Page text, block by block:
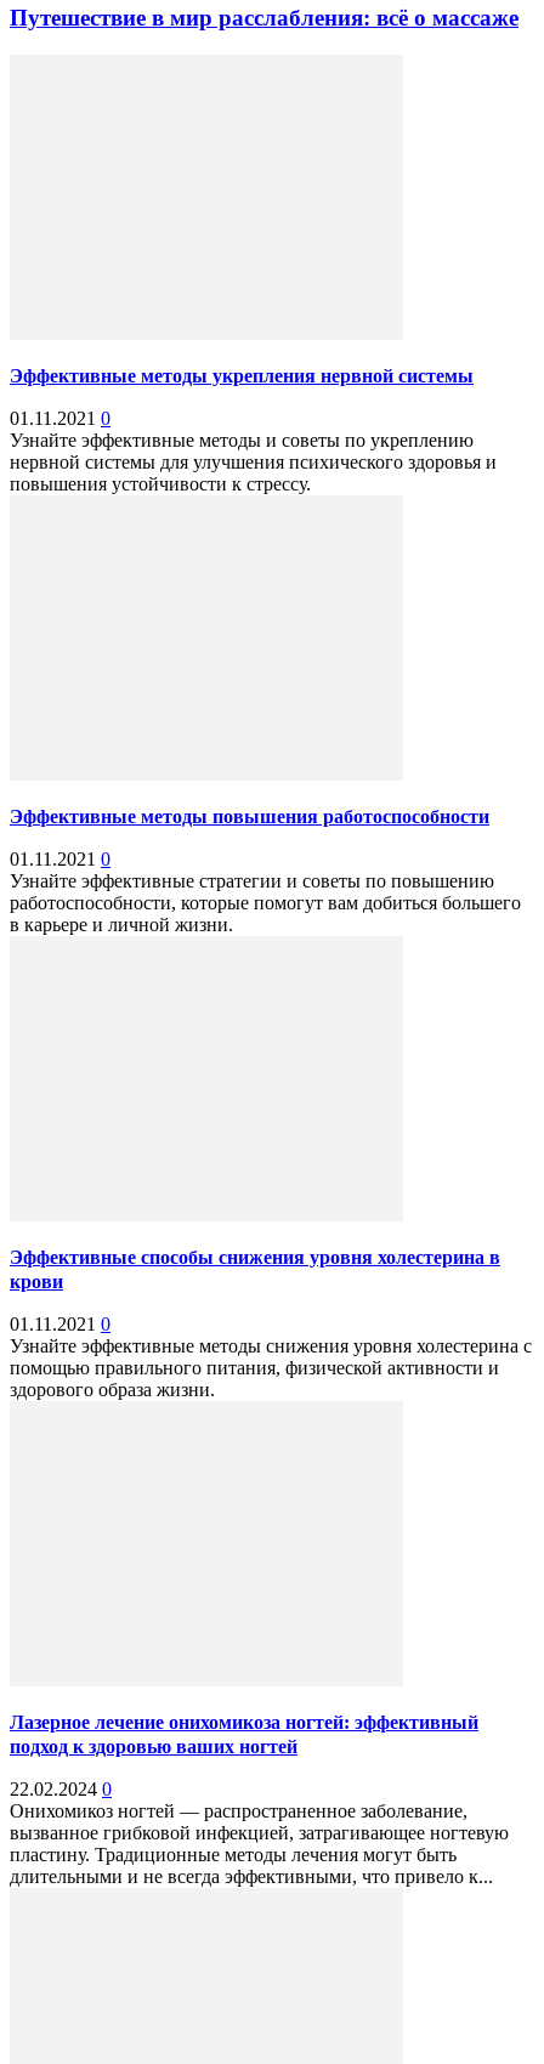
Путешествие в мир расслабления: всё о массаже
Эффективные методы укрепления нервной системы
01.11.2021 0
Узнайте эффективные методы и советы по укреплению
нервной системы для улучшения психического здоровья и
повышения устойчивости к стрессу.
Эффективные методы повышения работоспособности
01.11.2021 0
Узнайте эффективные стратегии и советы по повышению
работоспособности, которые помогут вам добиться большего
в карьере и личной жизни.
Эффективные способы снижения уровня холестерина в
крови
01.11.2021 0
Узнайте эффективные методы снижения уровня холестерина с
помощью правильного питания, физической активности и
здорового образа жизни.
Лазерное лечение онихомикоза ногтей: эффективный
подход к здоровью ваших ногтей
22.02.2024 0
Онихомикоз ногтей — распространенное заболевание,
вызванное грибковой инфекцией, затрагивающее ногтевую
пластину. Традиционные методы лечения могут быть
длительными и не всегда эффективными, что привело к...